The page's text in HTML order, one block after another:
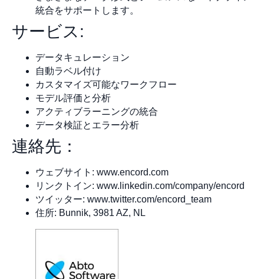
統合をサポートします。
サービス:
データキュレーション
自動ラベル付け
カスタマイズ可能なワークフロー
モデル評価と分析
アクティブラーニングの統合
データ検証とエラー分析
連絡先：
ウェブサイト: www.encord.com
リンクトイン: www.linkedin.com/company/encord
ツイッター: www.twitter.com/encord_team
住所: Bunnik, 3981 AZ, NL